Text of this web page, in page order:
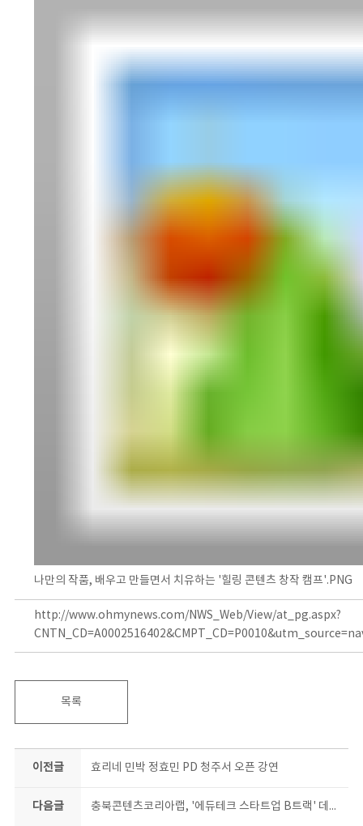
나만의 작품, 배우고 만들면서 치유하는 '힐링 콘텐츠 창작 캠프'.PNG
http://www.ohmynews.com/NWS_Web/View/at_pg.aspx?
목록
이전글 효리네 민박 정효민 PD 청주서 오픈 강연
다음글 충북콘텐츠코리아랩, '에듀테크 스타트업 B트랙' 데모데이